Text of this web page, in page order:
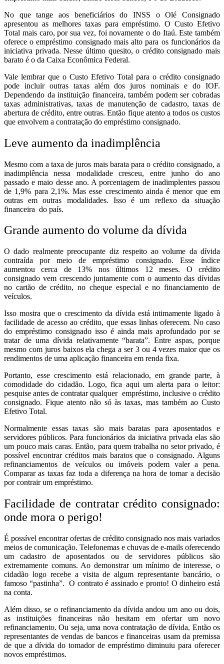
No que tange aos beneficiários do INSS o Olé Consignado
apresentou as melhores taxas para empréstimo. O Custo Efetivo
Total mais caro, por sua vez, foi novamente o do Itaú. Este também
oferece o empréstimo consignado mais alto para os funcionários da
iniciativa privada. Nesse último quesito, o crédito consignado mais
barato é o da Caixa Econômica Federal.
Vale lembrar que o Custo Efetivo Total para o crédito consignado
pode incluir outras taxas além dos juros nominais e do IOF.
Dependendo da instituição financeira, também podem ser cobradas
taxas administrativas, taxas de manutenção de cadastro, taxas de
abertura de crédito, entre outras. Então fique atento a todos os custos
que envolvem a contratação do empréstimo consignado.
Leve aumento da inadimplência
Mesmo com a taxa de juros mais barata para o crédito consignado, a
inadimplência nessa modalidade cresceu, entre junho do ano
passado e maio desse ano. A porcentagem de inadimplentes passou
de 1,9% para 2,1%. Mas esse crescimento ainda é menor que em
outras em outras modalidades. Isso é um reflexo da situação
financeira do país.
Grande aumento do volume da dívida
O dado realmente preocupante diz respeito ao volume da dívida
contraída por meio de empréstimo consignado. Esse índice
aumentou cerca de 13% nos últimos 12 meses. O crédito
consignado vem crescendo juntamente com o aumento das dívidas
no cartão de crédito, no cheque especial e no financiamento de
veículos.
Isso mostra que o crescimento da dívida está intimamente ligado à
facilidade de acesso ao crédito, que essas linhas oferecem. No caso
do empréstimo consignado isso é ainda mais aprofundado por se
tratar de uma dívida relativamente “barata”. Entre aspas, porque
mesmo com juros baixos ela chega a ser 3 ou 4 vezes maior que os
rendimentos de uma aplicação financeira em renda fixa.
Portanto, esse crescimento está relacionado, em grande parte, à
comodidade do cidadão. Logo, fica aqui um alerta para o leitor:
pesquise antes de contratar qualquer empréstimo, inclusive o crédito
consignado. Fique atento não só às taxas, mas também ao Custo
Efetivo Total.
Normalmente essas taxas são mais baratas para aposentados e
servidores públicos. Para funcionários da iniciativa privada elas são
um pouco mais caras. Então, para quem trabalha no setor privado, é
possível encontrar créditos mais baratos que o consignado. Alguns
refinanciamentos de veículos ou imóveis podem valer a pena.
Comparar as taxas faz toda a diferença na hora de tomar a decisão
por contrair um empréstimo.
Facilidade de contratar crédito consignado:
onde mora o perigo!
É possível encontrar ofertas de crédito consignado nos mais variados
meios de comunicação. Telefonemas e chuvas de e-mails oferecendo
um cadastro de aposentados ou de servidores públicos são
extremamente comuns. Ao demonstrar um mínimo de interesse, o
cidadão logo recebe a visita de algum representante bancário, o
famoso “pastinha”. O contrato é assinado e pronto! O dinheiro está
na conta.
Além disso, se o refinanciamento da dívida andou um ano ou dois,
as instituições financeiras não hesitam em ofertar um novo
refinanciamento. Ou seja, uma nova contratação de dívida. Então os
representantes de vendas de bancos e financeiras usam da premissa
de que a dívida do tomador de empréstimo diminuiu para oferecer
novos empréstimos.